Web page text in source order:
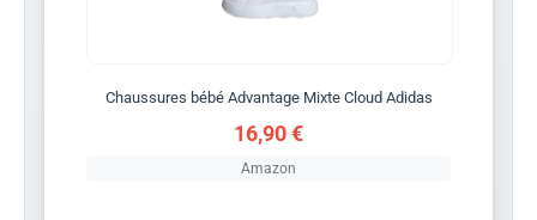
Chaussures bébé Advantage Mixte Cloud Adidas
16,90 €
Amazon